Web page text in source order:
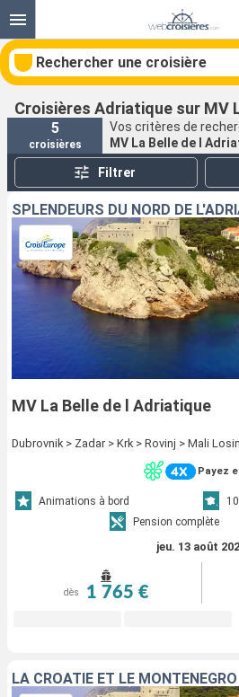
Rechercher une croisière
Nos destinations
Mois de départ
Ports
Croisières Adriatique sur MV
5
croisières
Vos critères de
MV La Belle de l
Filtrer
MV La Belle de l Adriatique
Dubrovnik > Zadar > Krk > Rovinj > Mali
Payez
Animations à bord
Pension complète
jeu. 13 août
dès 1 765 €
LA CROATIE ET LE MONTÉNÉGRO